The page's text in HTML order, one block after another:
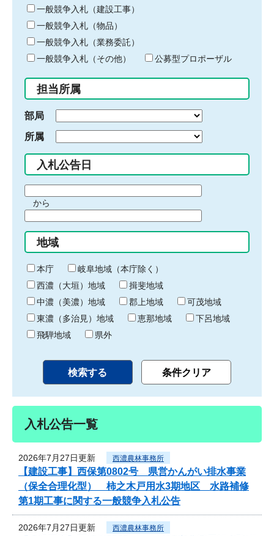
キ
ー
ワ
ー
ド
入
力
一般競争入札（建設工事）
一般競争入札（物品）
一般競争入札（業務委託）
一般競争入札（その他）
公募型プロポーザル
担当所属
部局
所属
入札公告日
間
始
り
から
間
終
わ
り
地域
本庁
岐阜地域（本庁除く）
西濃（大垣）地域
揖斐地域
中濃（美濃）地域
郡上地域
可茂地域
東濃（多治見）地域
恵那地域
下呂地域
飛騨地域
県外
入札公告一覧
2026年7月27日更新 西濃農林事務所
【建設工事】西保第0802号 県営かんがい排水事業
（保全合理化型） 柿之木戸用水3期地区 水路補修
第1期工事に関する一般競争入札公告
2026年7月27日更新 西濃農林事務所